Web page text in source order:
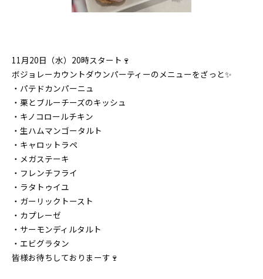
11月20日（水）20時スタート🍷
ボジョレーカウントダウンパーティーのメニューをざっと✨
・パテドカンパーニュ
・栗とブルーチーズのキッシュ
・キノコロールチキン
・生ハムマンゴータルト
・キャロットラペ
・メガステーキ
・フレンチフライ
・ラタトゥイユ
・ガーリックトースト
・カプレーゼ
・サーモンディルタルト
・エビグラタン
皆様お待ちしておりまーす🍷